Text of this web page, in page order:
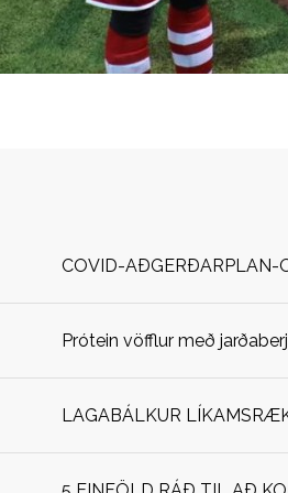
COVID-AÐGERÐARPLAN-
Prótein vöfflur með
LAGABÁLKUR
r
c
h